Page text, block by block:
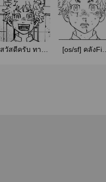
สวัสดีครับ​ ทาเค
[os/sf] คลังFic